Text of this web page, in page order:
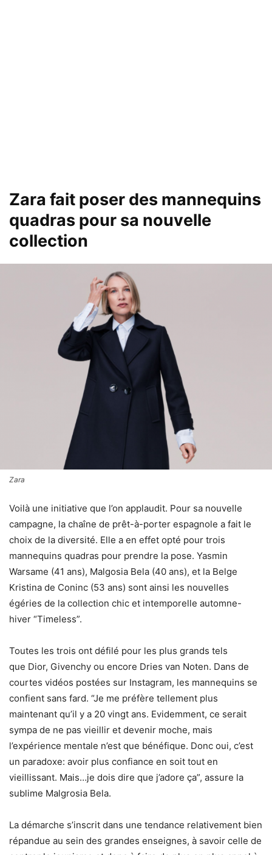
Zara fait poser des mannequins
quadras pour sa nouvelle
collection
Zara
Voilà une initiative que l’on applaudit. Pour sa nouvelle
campagne, la chaîne de prêt-à-porter espagnole a fait le
choix de la diversité. Elle a en effet opté pour trois
mannequins quadras pour prendre la pose. Yasmin
Warsame (41 ans), Malgosia Bela (40 ans), et la Belge
Kristina de Coninc (53 ans) sont ainsi les nouvelles
égéries de la collection chic et intemporelle automne-
hiver “Timeless”.
Toutes les trois ont défilé pour les plus grands tels
que Dior, Givenchy ou encore Dries van Noten. Dans de
courtes vidéos postées sur Instagram, les mannequins se
confient sans fard. “Je me préfère tellement plus
maintenant qu’il y a 20 vingt ans. Evidemment, ce serait
sympa de ne pas vieillir et devenir moche, mais
l’expérience mentale n’est que bénéfique. Donc oui, c’est
un paradoxe: avoir plus confiance en soit tout en
vieillissant. Mais…je dois dire que j’adore ça”, assure la
sublime Malgrosia Bela.
La démarche s’inscrit dans une tendance relativement bien
répandue au sein des grandes enseignes, à savoir celle de